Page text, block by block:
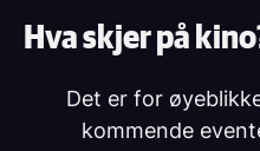
Hva skjer på
Det er for
kommende